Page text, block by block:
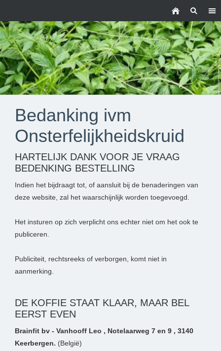
Bedanking ivm
Onsterfelijkheidskruid
HARTELIJK DANK VOOR JE VRAAG
BEDENKING BESTELLING
Indien het bijdraagt tot, of aansluit bij de benaderingen van
deze website, zal het waarschijnlijk worden toegevoegd.
Het insturen op zich verplicht ons echter niet om het ook te
publiceren.
Publiciteit, rechtsreeks of verborgen, komt niet in
aanmerking.
DE KOFFIE STAAT KLAAR, MAAR BEL
EERST EVEN
Brainfit bv - Vanhooff Leo , Notelaarweg 7 en 9 , 3140
Keerbergen. (België)